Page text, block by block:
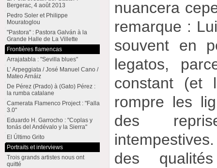
nuancera
remarque :
souvent en
legatos,
constant (et
rompre les
des
des
Bergerac, 4 août 2013
Pedro Soler et Philippe
Mouratoglou
"Pastora" : Pastora Galván à la
Grande Halle de La Villette
Frontières flamencas
Arrajatabla : "Sevilla blues"
L’ Arpeggiata / José Manuel Cano /
Mateo Arnáiz
De Pérez (Prado) à (Gato) Pérez :
la rumba catalane
Camerata Flamenco Project : "Falla
3.0"
Eduardo H. Garrocho : "Coplas y
tonás del Andévalo y la Sierra"
El Último Grito
Portraits et interviews
Trois grands artistes nous ont
quitté